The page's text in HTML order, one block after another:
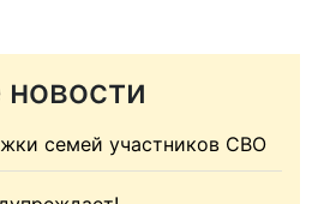
семей участников СВО